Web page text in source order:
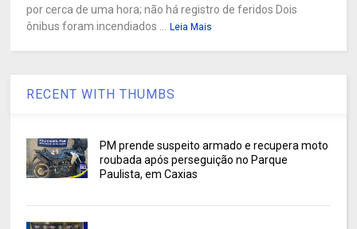
por cerca de uma hora; não há registro de feridos Dois
ônibus foram incendiados ...
Leia Mais
RECENT WITH THUMBS
PM prende suspeito armado e recupera moto
roubada após perseguição no Parque
Paulista, em Caxias